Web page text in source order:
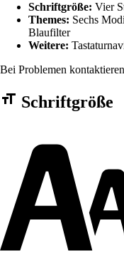
Schriftgröße: Vier
Themes: Sechs
Blaufilter
Weitere:
Bei Problemen
Barrierefreiheit
Schriftgröße